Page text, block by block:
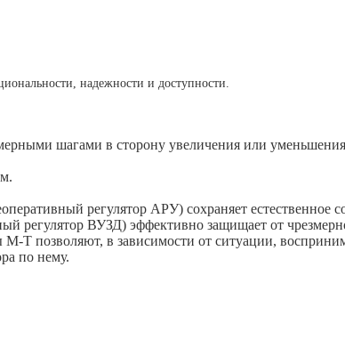
надежности и доступности.
шагами в сторону увеличения или
регулятор АРУ) сохраняет естественное
регулятор ВУЗД) эффективно защищает от
позволяют, в зависимости от ситуации,
по нему.